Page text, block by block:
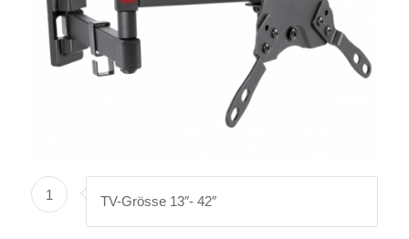
1 TV-Grösse 13″- 42″